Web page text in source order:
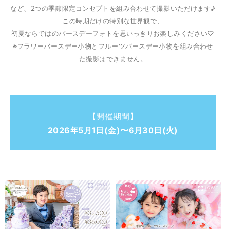
など、2つの季節限定コンセプトを組み合わせて撮影いただけます♪
この時期だけの特別な世界観で、
初夏ならではのバースデーフォトを思いっきりお楽しみください♡
※フラワーバースデー小物とフルーツバースデー小物を組み合わせ
た撮影はできません。
【開催期間】
2026年5月1日(金)〜6月30日(火)